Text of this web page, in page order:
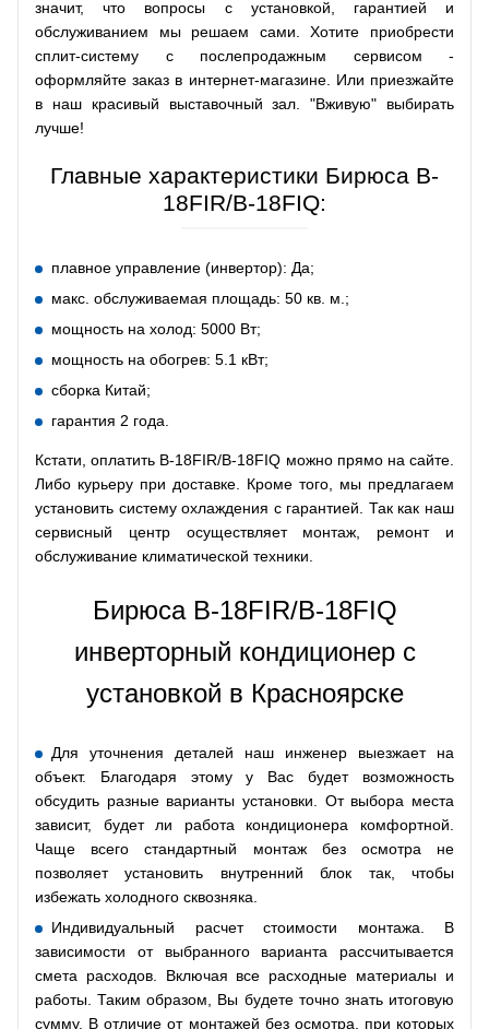
значит, что вопросы с установкой, гарантией и
обслуживанием мы решаем сами. Хотите приобрести
сплит-систему с послепродажным сервисом -
оформляйте заказ в интернет-магазине. Или приезжайте
в наш красивый выставочный зал. "Вживую" выбирать
лучше!
Главные характеристики Бирюса B-
18FIR/B-18FIQ:
плавное управление (инвертор): Да;
макс. обслуживаемая площадь: 50 кв. м.;
мощность на холод: 5000 Вт;
мощность на обогрев: 5.1 кВт;
сборка Китай;
гарантия 2 года.
Кстати, оплатить B-18FIR/B-18FIQ можно прямо на сайте.
Либо курьеру при доставке. Кроме того, мы предлагаем
установить систему охлаждения с гарантией. Так как наш
сервисный центр осуществляет монтаж, ремонт и
обслуживание климатической техники.
Бирюса B-18FIR/B-18FIQ
инверторный кондиционер с
установкой в Красноярске
Для уточнения деталей наш инженер выезжает на
объект. Благодаря этому у Вас будет возможность
обсудить разные варианты установки. От выбора места
зависит, будет ли работа кондиционера комфортной.
Чаще всего стандартный монтаж без осмотра не
позволяет установить внутренний блок так, чтобы
избежать холодного сквозняка.
Индивидуальный расчет стоимости монтажа. В
зависимости от выбранного варианта рассчитывается
смета расходов. Включая все расходные материалы и
работы. Таким образом, Вы будете точно знать итоговую
сумму. В отличие от монтажей без осмотра, при которых